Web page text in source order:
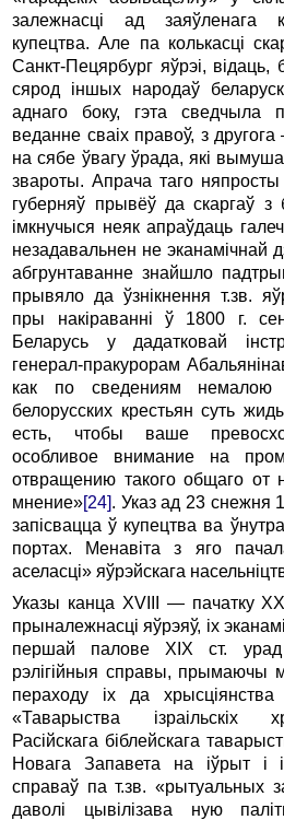
залежнасці ад заяўленага
купецтва. Але па колькасці
Санкт-Пецярбург яўрэі,
сярод іншых народаў
аднаго боку, гэта сведчыла
веданне сваіх правоў, з
на сябе ўвагу ўрада, які
звароты. Апрача таго
губерняў прывёў да скаргаў з
імкнучыся неяк апраўдаць
незадавальнен не эканамічнай
абгрунтаванне знайшло
прывяло да ўзнікнення т.зв.
пры накіраванні ў 1800 г.
Беларусь у дадатковай
генерал-пракурорам
как по сведениям немалою
белорусских крестьян суть
есть, чтобы ваше
особливое внимание на
отвращению такого общаго от
мнение»[24]. Указ ад 23 снежня
запісвацца ў купецтва ва
портах. Менавіта з яго
аселасці» яўрэйскага
Указы канца XVIII — пачатку ХХ
прыналежнасці яўрэяў, іх
першай палове ХIХ ст.
рэлігійныя справы, прымаючы
пераходу іх да
«Таварыства ізраільскіх
Расійскага біблейскага
Новага Запавета на іўрыт і
справаў па т.зв. «рытуальных
даволі цывілізава ную